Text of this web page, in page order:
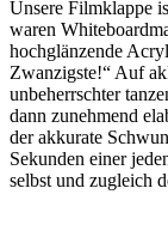
Unsere Filmklappe
waren
hochglänzende
Zwanzigste!“ Auf
unbeherrschter
dann zunehmend
der akkurate
Sekunden einer
selbst und zugleich